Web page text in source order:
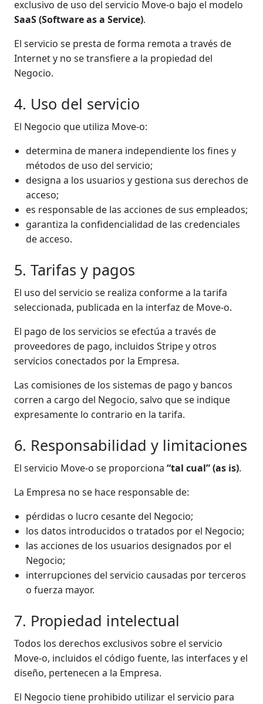
exclusivo de uso del servicio Move-o bajo el modelo
SaaS (Software as a Service).
El servicio se presta de forma remota a través de
Internet y no se transfiere a la propiedad del
Negocio.
4. Uso del servicio
El Negocio que utiliza Move-o:
determina de manera independiente los fines y
métodos de uso del servicio;
designa a los usuarios y gestiona sus derechos de
acceso;
es responsable de las acciones de sus empleados;
garantiza la confidencialidad de las credenciales
de acceso.
5. Tarifas y pagos
El uso del servicio se realiza conforme a la tarifa
seleccionada, publicada en la interfaz de Move-o.
El pago de los servicios se efectúa a través de
proveedores de pago, incluidos Stripe y otros
servicios conectados por la Empresa.
Las comisiones de los sistemas de pago y bancos
corren a cargo del Negocio, salvo que se indique
expresamente lo contrario en la tarifa.
6. Responsabilidad y limitaciones
El servicio Move-o se proporciona “tal cual” (as is).
La Empresa no se hace responsable de:
pérdidas o lucro cesante del Negocio;
los datos introducidos o tratados por el Negocio;
las acciones de los usuarios designados por el
Negocio;
interrupciones del servicio causadas por terceros
o fuerza mayor.
7. Propiedad intelectual
Todos los derechos exclusivos sobre el servicio
Move-o, incluidos el código fuente, las interfaces y el
diseño, pertenecen a la Empresa.
El Negocio tiene prohibido utilizar el servicio para